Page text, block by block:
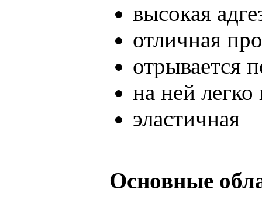
высокая
отличная
отрывается
на ней легко
эластичная
Основные